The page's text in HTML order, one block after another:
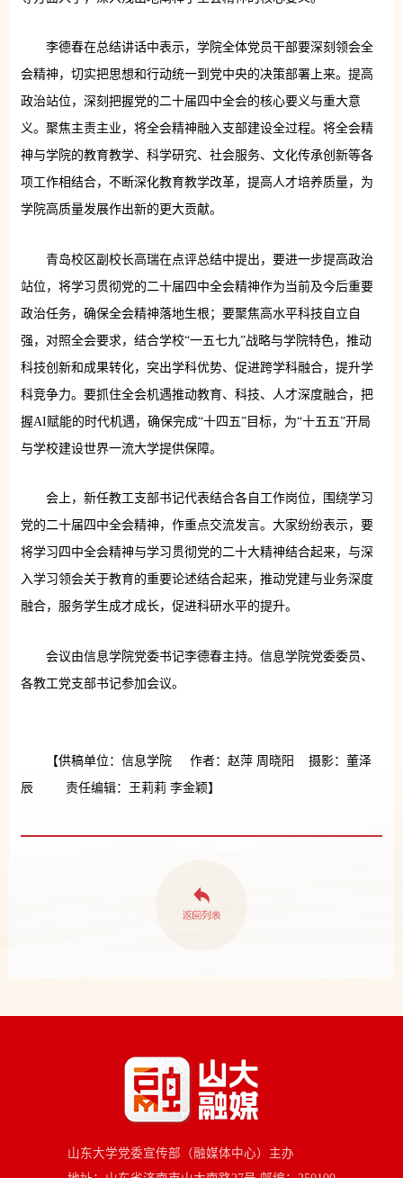
李德春在总结讲话中表示，学院全体党员干部要深刻领会全
会精神，切实把思想和行动统一到党中央的决策部署上来。提高
政治站位，深刻把握党的二十届四中全会的核心要义与重大意
义。聚焦主责主业，将全会精神融入支部建设全过程。将全会精
神与学院的教育教学、科学研究、社会服务、文化传承创新等各
项工作相结合，不断深化教育教学改革，提高人才培养质量，为
学院高质量发展作出新的更大贡献。
青岛校区副校长高瑞在点评总结中提出，要进一步提高政治
站位，将学习贯彻党的二十届四中全会精神作为当前及今后重要
政治任务，确保全会精神落地生根；要聚焦高水平科技自立自
强，对照全会要求，结合学校“一五七九”战略与学院特色，推动
科技创新和成果转化，突出学科优势、促进跨学科融合，提升学
科竞争力。要抓住全会机遇推动教育、科技、人才深度融合，把
握AI赋能的时代机遇，确保完成“十四五”目标，为“十五五”开局
与学校建设世界一流大学提供保障。
会上，新任教工支部书记代表结合各自工作岗位，围绕学习
党的二十届四中全会精神，作重点交流发言。大家纷纷表示，要
将学习四中全会精神与学习贯彻党的二十大精神结合起来，与深
入学习领会关于教育的重要论述结合起来，推动党建与业务深度
融合，服务学生成才成长，促进科研水平的提升。
会议由信息学院党委书记李德春主持。信息学院党委委员、
各教工党支部书记参加会议。
【供稿单位：信息学院 作者：赵萍 周晓阳 摄影：董泽
辰 责任编辑：王莉莉 李金颖】
山东大学党委宣传部（融媒体中心）主办